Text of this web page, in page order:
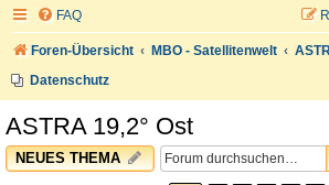
FAQ
Foren-Übersicht MBO - Satellitenwelt
Datenschutz
ASTRA 19,2° Ost
NEUES THEMA